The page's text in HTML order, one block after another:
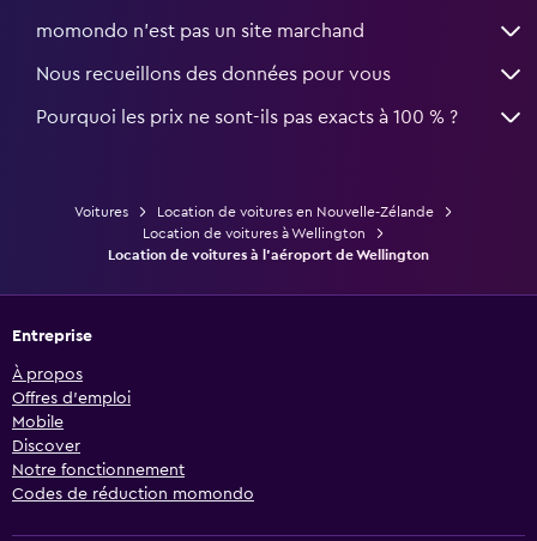
momondo n'est pas un site marchand
Nous recueillons des données pour vous
Pourquoi les prix ne sont-ils pas exacts à 100 % ?
Voitures
Location de voitures en Nouvelle-Zélande
Location de voitures à Wellington
Location de voitures à l'aéroport de Wellington
Entreprise
À propos
Offres d’emploi
Mobile
Discover
Notre fonctionnement
Codes de réduction momondo